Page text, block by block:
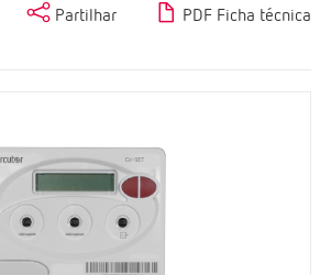
Partilhar PDF Ficha técnica